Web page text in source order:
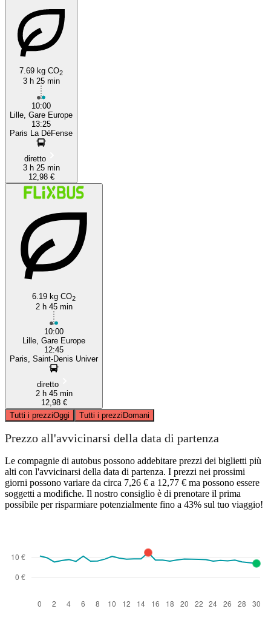
7.69 kg CO2
3 h 25 min
10:00
Lille, Gare Europe
13:25
Paris La DéFense
diretto
3 h 25 min
12,98 €
6.19 kg CO2
2 h 45 min
10:00
Lille, Gare Europe
12:45
Paris, Saint-Denis Univer
diretto
2 h 45 min
12,98 €
Tutti i prezziOggi Tutti i prezziDomani
Prezzo all'avvicinarsi della data di partenza
Le compagnie di autobus possono addebitare prezzi dei biglietti più
alti con l'avvicinarsi della data di partenza. I prezzi nei prossimi
giorni possono variare da circa 7,26 € a 12,77 € ma possono essere
soggetti a modifiche. Il nostro consiglio è di prenotare il prima
possibile per risparmiare potenzialmente fino a 43% sul tuo viaggio!